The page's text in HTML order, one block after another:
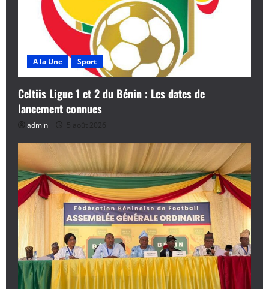
A la Une Sport
Celtiis Ligue 1 et 2 du Bénin : Les dates de
lancement connues
admin 5 août 2026